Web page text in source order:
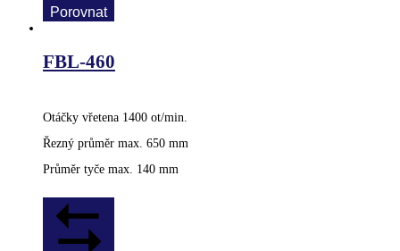
Porovnat
FBL-460
Otáčky vřetena 1400 ot/min.
Řezný průměr max. 650 mm
Průměr tyče max. 140 mm